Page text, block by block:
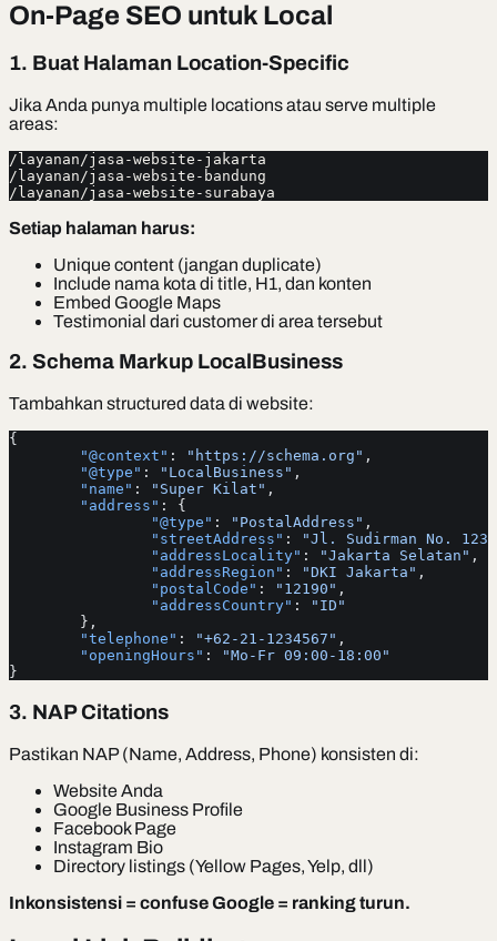
On-Page SEO untuk Local
1. Buat Halaman Location-Specific
Jika Anda punya multiple locations atau serve multiple
areas:
/layanan/jasa-website-jakarta
/layanan/jasa-website-bandung
/layanan/jasa-website-surabaya
Setiap halaman harus:
Unique content (jangan duplicate)
Include nama kota di title, H1, dan konten
Embed Google Maps
Testimonial dari customer di area tersebut
2. Schema Markup LocalBusiness
Tambahkan structured data di website:
{
	"@context"
: "https://schema.org" ,
	"@type"
: "LocalBusiness" ,
	"name"
: "Super Kilat" ,
	"address"
: {
		"@type"
: "PostalAddress" ,
		"streetAddress"
:
"Jl. Sudirman No. 123"
		"addressLocality"
: "Jakarta Selatan" ,
		"addressRegion"
: "DKI Jakarta" ,
		"postalCode"
: "12190" ,
		"addressCountry"
:
"ID"
	},
	"telephone"
: "+62-21-1234567" ,
	"openingHours"
:
"Mo-Fr 09:00-18:00"
}
3. NAP Citations
Pastikan NAP (Name, Address, Phone) konsisten di:
Website Anda
Google Business Profile
Facebook Page
Instagram Bio
Directory listings (Yellow Pages, Yelp, dll)
Inkonsistensi = confuse Google = ranking turun.